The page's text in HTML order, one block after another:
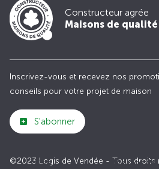
Club
Maisons de
Constructeur agrée
Maisons de qualité
Inscrivez-vous et recevez nos
conseils pour votre projet de maison
S'abonner
©2023 Logis de Vendée - Tous droits